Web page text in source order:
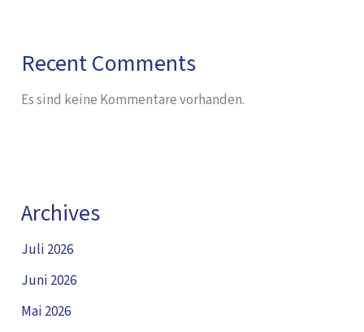
Recent Comments
Es sind keine Kommentare vorhanden.
Archives
Juli 2026
Juni 2026
Mai 2026